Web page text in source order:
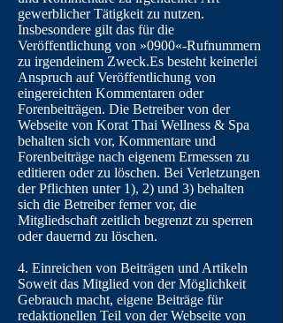
gewerblicher Tätigkeit zu nutzen.
Insbesondere gilt das für die
Veröffentlichung von »0900«-Rufnummern
zu irgendeinem Zweck.Es besteht keinerlei
Anspruch auf Veröffentlichung von
eingereichten Kommentaren oder
Forenbeiträgen. Die Betreiber von der
Webseite von Korat Thai Wellness & Spa
behalten sich vor, Kommentare und
Forenbeiträge nach eigenem Ermessen zu
editieren oder zu löschen. Bei Verletzungen
der Pflichten unter 1), 2) und 3) behalten
sich die Betreiber ferner vor, die
Mitgliedschaft zeitlich begrenzt zu sperren
oder dauernd zu löschen.
4. Einreichen von Beiträgen und Artikeln
Soweit das Mitglied von der Möglichkeit
Gebrauch macht, eigene Beiträge für
redaktionellen Teil von der Webseite von